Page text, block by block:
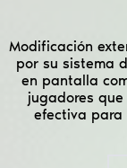
Modificación
por su sistema
en pantalla
jugadores
efectiva